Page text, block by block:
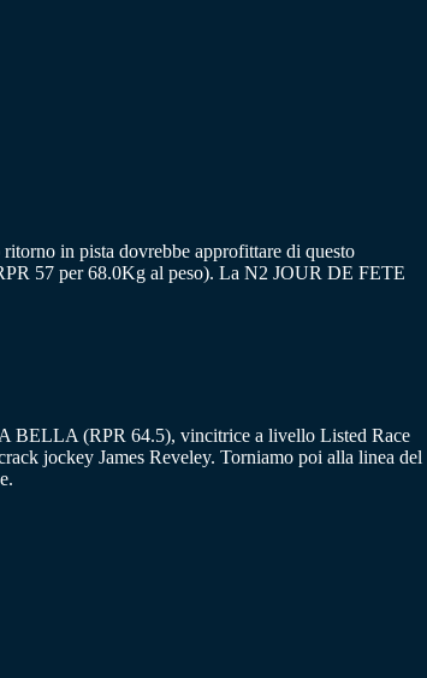
in pista dovrebbe approfittare di questo
57 per 68.0Kg al peso). La N2 JOUR DE FETE
BELLA (RPR 64.5), vincitrice a livello Listed Race
jockey James Reveley. Torniamo poi alla linea del